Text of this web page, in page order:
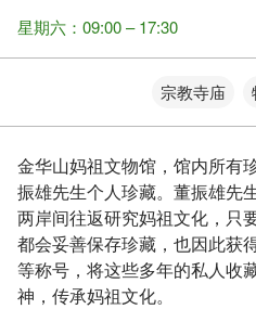
星期六：09:00 – 17:30
宗教寺庙
金华山妈祖文物馆，馆内所有
振雄先生个人珍藏。董振雄先
两岸间往返研究妈祖文化，只
都会妥善保存珍藏，也因此获
等称号，将这些多年的私人收
神，传承妈祖文化。